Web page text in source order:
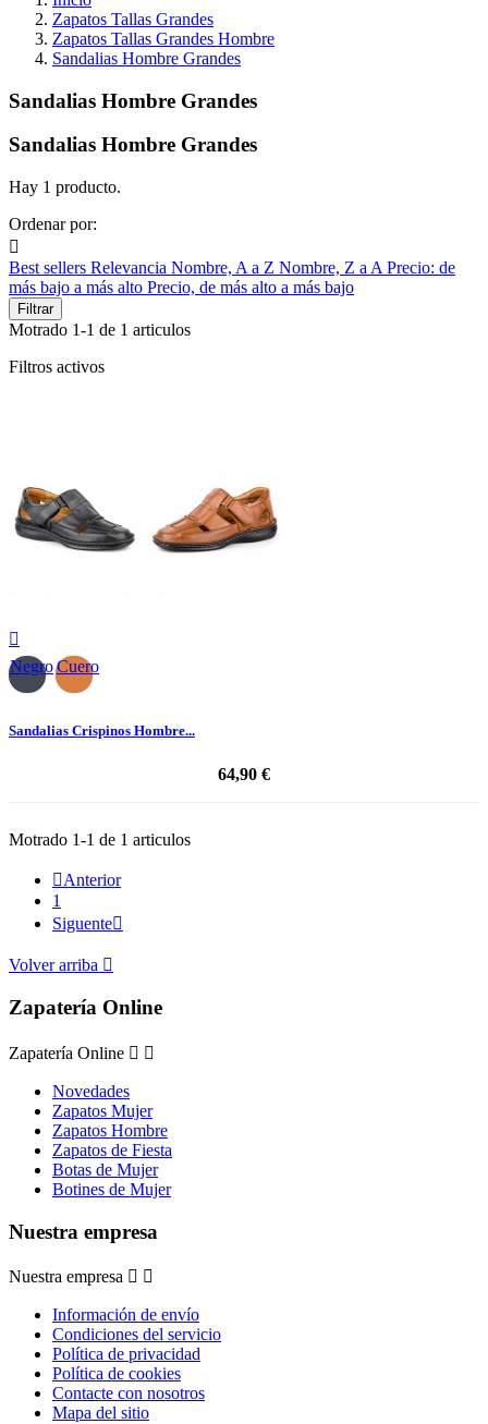
Zapatos Tallas Grandes
Zapatos Tallas Grandes Hombre
Sandalias Hombre Grandes
Sandalias Hombre Grandes
Sandalias Hombre Grandes
Hay 1 producto.
Ordenar por:

Best sellers Relevancia Nombre, A a Z Nombre, Z a A Precio: de
más bajo a más alto Precio, de más alto a más bajo
Filtrar
Motrado 1-1 de 1 articulos
Filtros activos

NegroCuero
Sandalias Crispinos Hombre...
64,90 €
Motrado 1-1 de 1 articulos
Anterior
1
Siguente
Volver arriba 
Zapatería Online
Zapatería Online  
Novedades
Zapatos Mujer
Zapatos Hombre
Zapatos de Fiesta
Botas de Mujer
Botines de Mujer
Nuestra empresa
Nuestra empresa  
Información de envío
Condiciones del servicio
Política de privacidad
Política de cookies
Contacte con nosotros
Mapa del sitio